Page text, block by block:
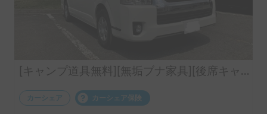
[キャンプ道具無料][無垢ブナ家具][後席キャプテンシート][後部視認良好]オークサイドスリーパー号
カーシェア カーシェア保険